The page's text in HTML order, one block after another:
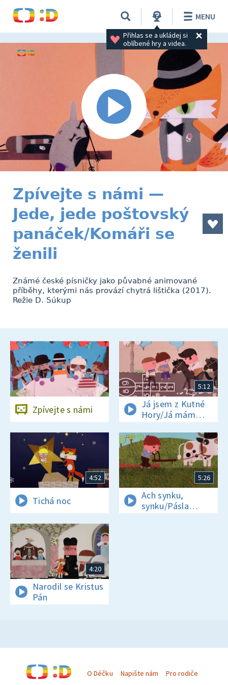
Přihlas se a ukládej si
oblíbené hry a videa.
MENU
Zpívejte s námi —
Jede, jede poštovský
panáček/Komáři se
ženili
Známé české písničky jako půvabné animované
příběhy, kterými nás provází chytrá lištička (2017).
Režie D. Súkup
Zpívejte s námi
5:12
Já jsem z Kutné
Hory/Já mám
koně
4:52
Tichá noc
5:26
Ach synku,
synku/Pásla
ovečky
4:20
Narodil se Kristus
Pán
O Déčku Napište nám Pro rodiče